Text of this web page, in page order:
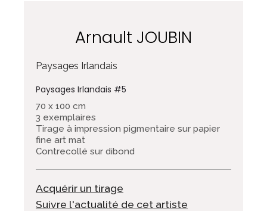
Arnault JOUBIN
Paysages Irlandais
Paysages Irlandais #5
70 x 100 cm
3 exemplaires
Tirage à impression pigmentaire sur papier
fine art mat
Contrecollé sur dibond
Acquérir un tirage
Suivre l'actualité de cet artiste